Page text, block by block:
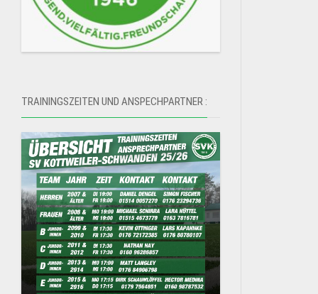
B-
Juniorinnen
C-
Juniorinnen
E-
Juniorinnen
F-
Juniorinnen
Mannschaftsspielpläne
Vereinssatzung
SVK
TRAININGSZEITEN UND ANSPECHPARTNER :